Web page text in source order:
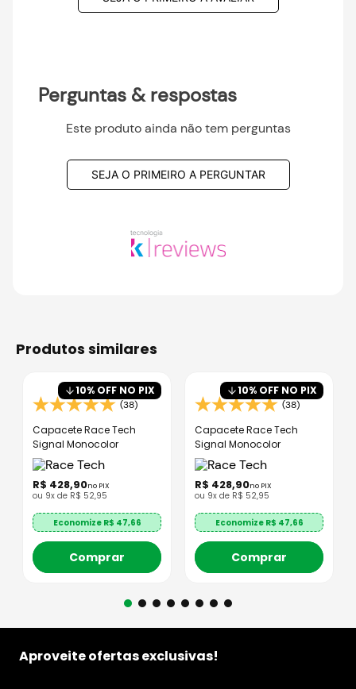
Perguntas & respostas
Este produto ainda não tem perguntas
SEJA O PRIMEIRO A PERGUNTAR
produtos similares
10% OFF NO PIX
(38)
Capacete Race Tech
Signal Monocolor
R$ 428,90no PIX
ou 9x de R$ 52,95
Economize R$ 47,66
Comprar
10% OFF NO PIX
(38)
Capacete Race Tech
Signal Monocolor
R$ 428,90no PIX
ou 9x de R$ 52,95
Economize R$ 47,66
Comprar
Aproveite ofertas exclusivas!